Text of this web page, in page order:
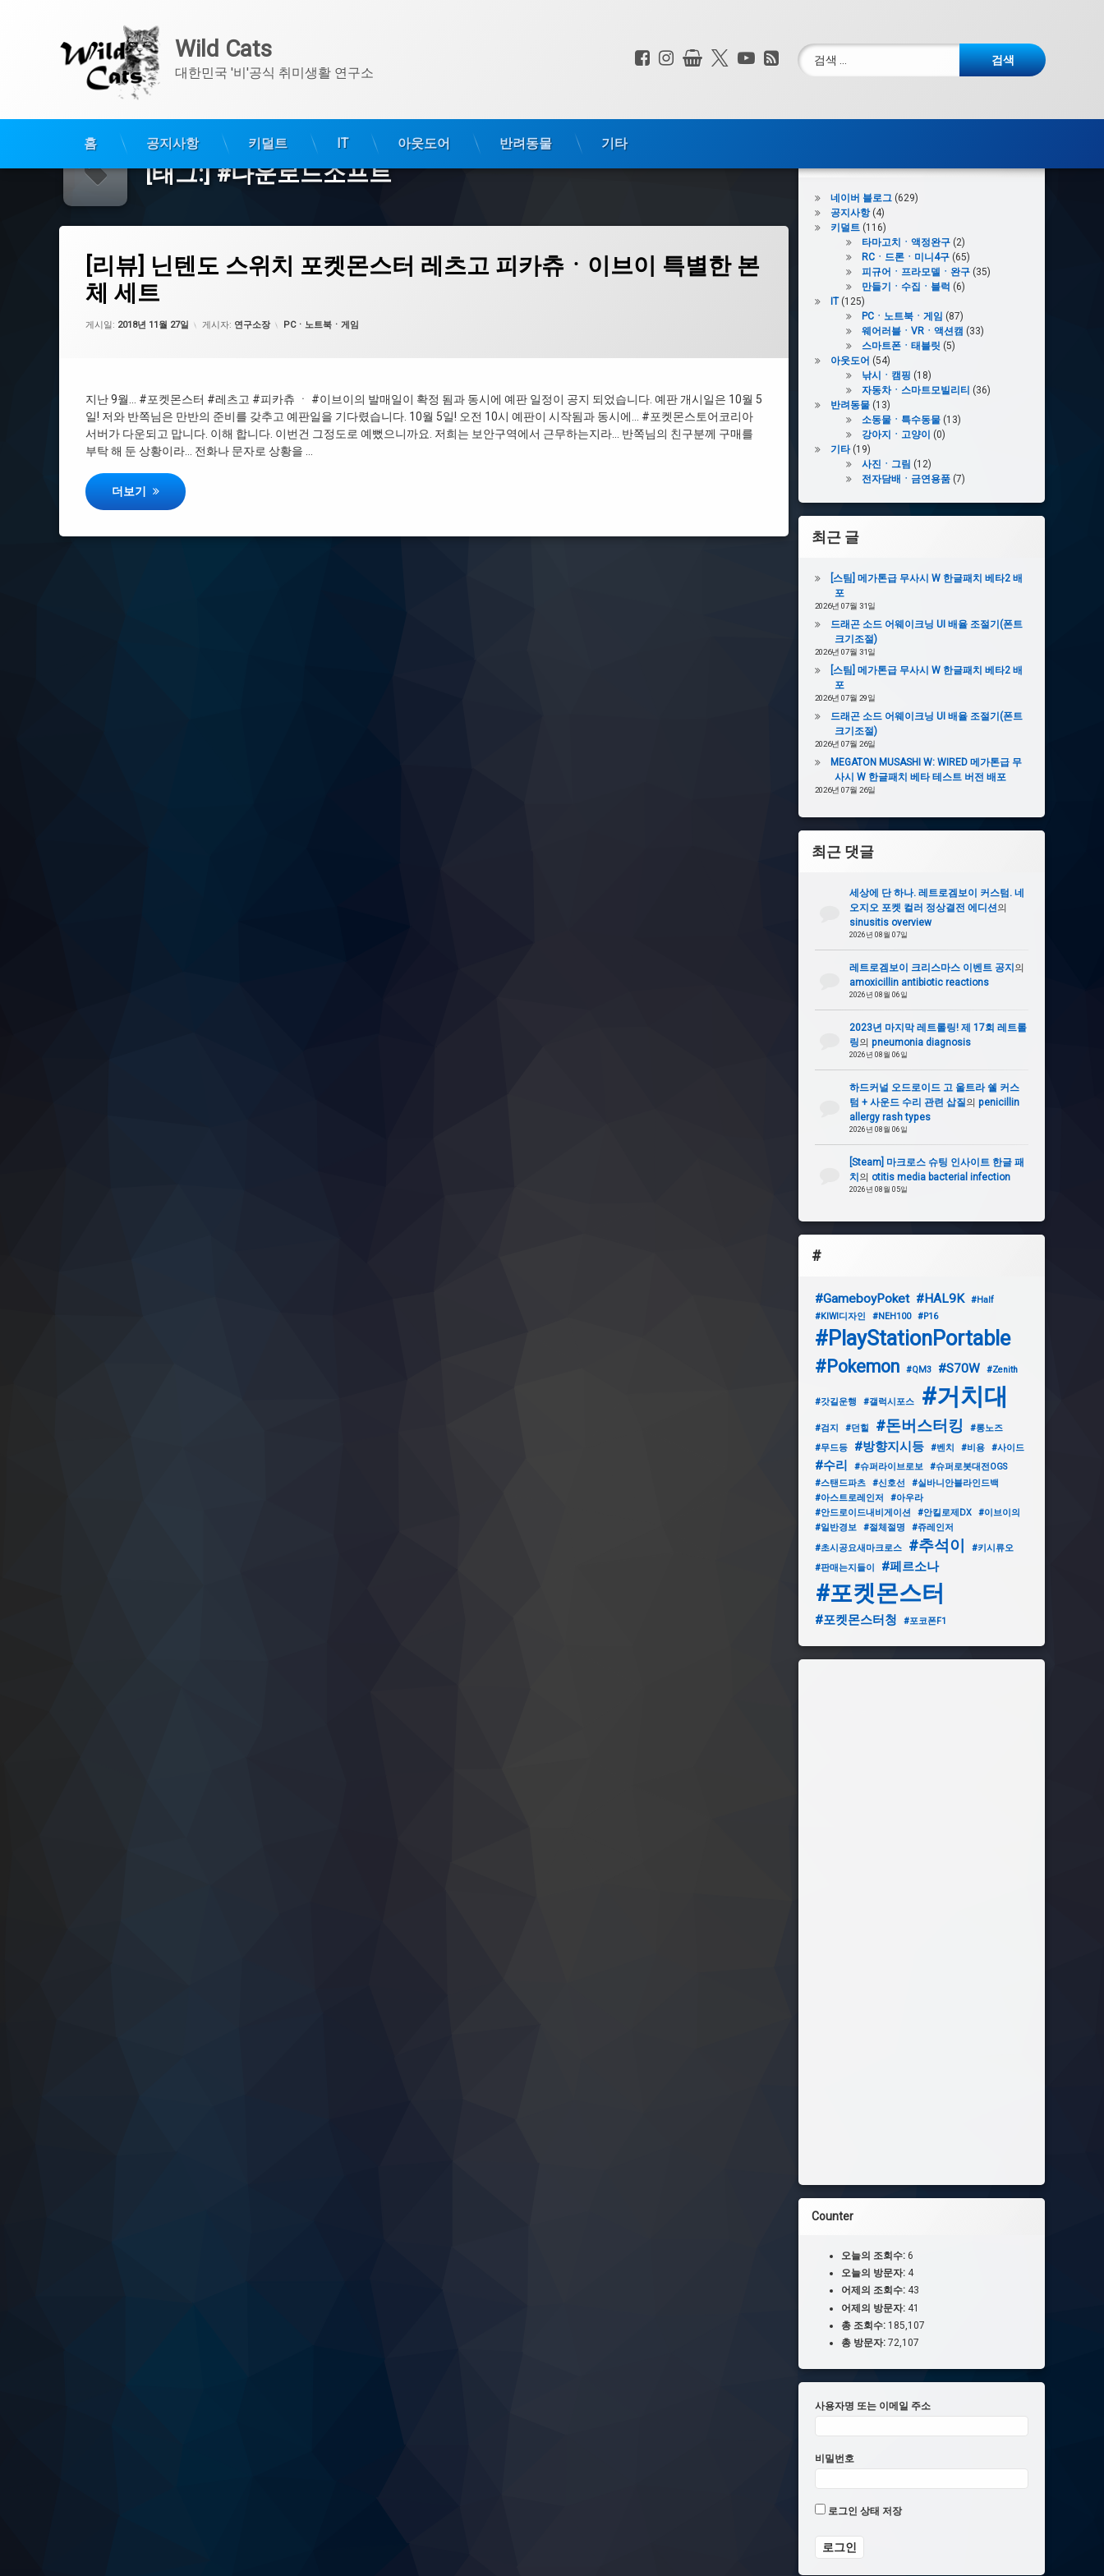
콘
Wild Cats
대한민국 '비'공식 취미생활 연구소 전화 :
페이스북
인스타그램
상점 X.com
YouTube
RSS검색:
홈 공지사항 키덜트 IT 아웃도어 반려동물 기타
[태그:]#다운로드소프트
[리뷰] 닌텐도 스위치 포켓몬스터 레츠고 피카츄ㆍ이브이 특별한 본
체 세트
게시일: 2018년 11월 27일
업데이트 날짜: 2021년 07월 29일
게시자: 연구소장 카테고리:
PCㆍ노트북ㆍ게임
지난 9월… #포켓몬스터 #레츠고 #피카츄 ㆍ #이브이의 발매일이 확정 됨과 동시에 예판 일정이 공지 되었습니다. 예판 개시일은 10월 5
일! 저와 반쪽님은 만반의 준비를 갖추고 예판일을 기다렸습니다. 10월 5일! 오전 10시 예판이 시작됨과 동시에… #포켓몬스토어코리아
서버가 다운되고 맙니다. 이해 합니다. 이번건 그정도로 예뻤으니까요. 저희는 보안구역에서 근무하는지라… 반쪽님의 친구분께 구매를
부탁 해 둔 상황이라… 전화나 문자로 상황을 …
[리뷰] 닌텐도 스위치 포켓몬스터 레츠고 피카츄ㆍ이브이 특별한 본체 세트
더보기
#생각이있는건지
#스피커
#제품만오고특전이안온사람
#배송사고와
네이버 블로그(629)
공지사항(4)
키덜트(116)
타마고치ㆍ액정완구(2)
RCㆍ드론ㆍ미니4구(65)
피규어ㆍ프라모델ㆍ완구(35)
만들기ㆍ수집ㆍ블럭 (6)
IT(125)
PCㆍ노트북ㆍ게임 (87)
웨어러블ㆍVRㆍ액션캠 (33)
스마트폰ㆍ태블릿 (5)
아웃도어 (54)
낚시ㆍ캠핑 (18)
자동차ㆍ스마트모빌리티 (36)
반려동물(13)
소동물ㆍ특수동물(13)
강아지ㆍ고양이
(0)
기타(19)
사진ㆍ그림 (12)
전자담배ㆍ금연용품(7)
최근 글
[스팀] 메가톤급 무사시 W 한글패치 베타2 배
포
2026년 07월 31일
드래곤 소드 어웨이크닝 UI 배율 조절기(폰트
크기조절)
2026년 07월 31일
[스팀] 메가톤급 무사시 W 한글패치 베타2 배
포
2026년 07월 29일
드래곤 소드 어웨이크닝 UI 배율 조절기(폰트
크기조절)
2026년 07월 26일
MEGATON MUSASHI W: WIRED 메가톤급 무
사시 W 한글패치 베타 테스트 버전 배포
2026년 07월 26일
최근 댓글
세상에 단 하나. 레트로겜보이 커스텀. 네
오지오 포켓 컬러 정상결전 에디션의
sinusitis overview
2026년 08월 07일
레트로겜보이 크리스마스 이벤트 공지의
amoxicillin antibiotic reactions
2026년 08월 06일
2023년 마지막 레트롤링! 제 17회 레트롤
링의 pneumonia diagnosis
2026년 08월 06일
하드커널 오드로이드 고 울트라 쉘 커스
텀 + 사운드 수리 관련 삽질의 penicillin
allergy rash types
2026년 08월 06일
[Steam] 마크로스 슈팅 인사이트 한글 패
치의 otitis media bacterial infection
2026년 08월 05일
#
#GameboyPoket #HAL9K
#Half
#KIWI디자인
#NEH100 #P16
#PlayStationPortable
#Pokemon #QM3 #S70W #Zenith
#갓길운행 #갤럭시포스 #거치대
#검지 #던힐 #돈버스터킹
#롱노즈
#무드등
#방향지시등 #벤치 #비용 #사이드
#수리 #슈퍼라이브로보
#슈퍼로봇대전OGS
#스탠드파츠
#신호선
#실바니안블라인드백
#아스트로레인저
#아우라
#안드로이드내비게이션
#안킬로제DX
#이브이의
#일반경보
#절체절명
#쥬레인저
#초시공요새마크로스
#추석이
#키시류오
#판매는지들이
#페르소나
#포켓몬스터
#포켓몬스터청 #포코폰F1
Counter
오늘의 조회수: 6
오늘의 방문자: 4
어제의 조회수: 43
어제의 방문자: 41
총 조회수: 185,107
총 방문자: 72,107
사용자명 또는 이메일 주소
비밀번호
로그인 상태 저장